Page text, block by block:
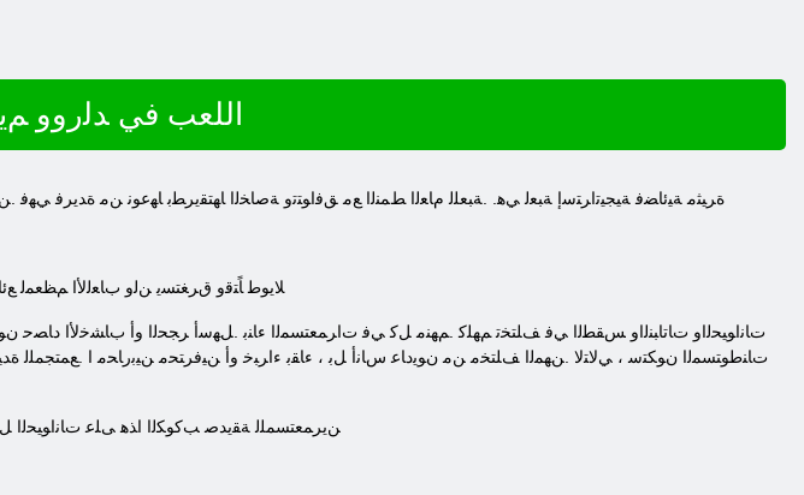
اللعب في ﺪﻟﺭﻭﻭ
ﺓﺮﻴﺜﻣ ﺔﻴﺋﺎﻀﻓ ﺔﻴﺠﻴﺗﺍﺮﺘﺳﺇ ﺔﺒﻌﻟ ﻲﻫ. .ﺔﺒﻌﻠﻟ ﻡﺎﻌﻟﺍ ﻂﻤﻨﻟﺍ ﻊﻣ ﻖﻓﺍﻮﺘﺗﻭ ﺔﺻﺎﺨﻟﺍ ﺎﻬﺘﻘﻳﺮﻄﺑ ﺎﻬﻋﻮﻧ ﻦﻣ ﺓﺪﻳﺮﻓ
.ًﻼ ﻳﻮﻃ ﺎًﺘﻗﻭ ﻕﺮﻐﺘﺴﻳ ﻦﻟﻭ ﺏﺎﻌﻟﻷ ﺍ ﻢﻈﻌﻤﻟ
ﺕﺎﻨﻃﻮﺘﺴﻤﻟﺍ ﻥﻮﻜﺘﺳ ، ﻲﻟﺎﺘﻟﺎ .ﻦﻬﻤﻟﺍ ﻒﻠﺘﺨﻣ ﻦﻣ ﻥﻮﻳﺩﺎﻋ ﺱﺎﻧﺃ ﻞﺑ ، ءﺎﻘﺑ ءﺍﺮﺒﺧ ﻭﺃ ﻦﻴﻓﺮﺘﺤﻣ ﻦﻴﺑﺭﺎﺤﻣ ﺍ .ﻊﻤﺘﺠﻤﻠﻟ
.ﻦﻳﺮﻤﻌﺘﺴﻤﻠﻟ ﺔﻘﻳﺪﺻ ﺐﻛﻮﻜﻟﺍ ﺍﺬﻫ ﻰﻠﻋ